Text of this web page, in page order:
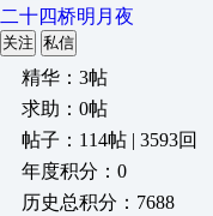
二十四桥明月夜
关注 私信
精华：3帖
求助：0帖
帖子：114帖 | 3593回
年度积分：0
历史总积分：7688